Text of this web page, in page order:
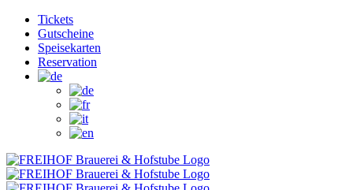
Zum
Inhalt
springen
Facebook
Instagram
YouTubeTickets
Gutscheine
Speisekarten
Reservation